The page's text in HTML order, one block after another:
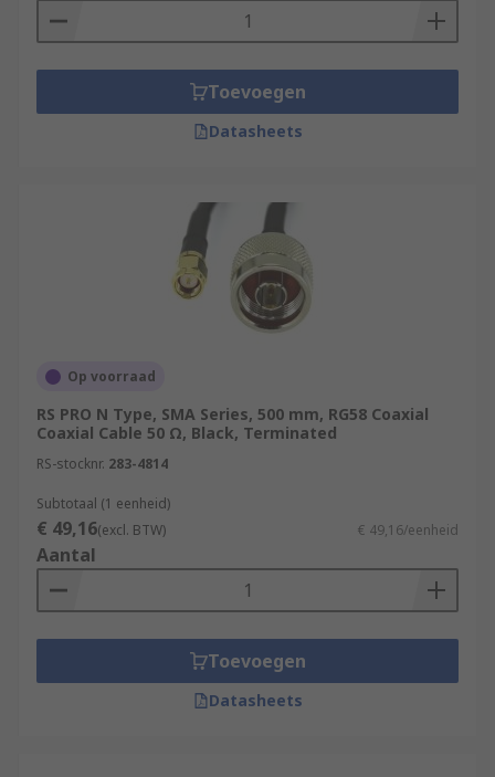
Toevoegen
Datasheets
Op voorraad
RS PRO N Type, SMA Series, 500 mm, RG58 Coaxial
Coaxial Cable 50 Ω, Black, Terminated
RS-stocknr. 283-4814
Subtotaal (1 eenheid)
€ 49,16(excl. BTW) € 49,16/eenheid
Aantal
Toevoegen
Datasheets